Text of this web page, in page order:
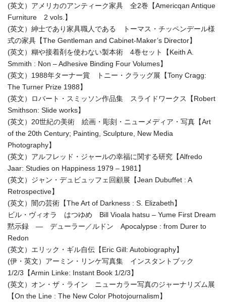
(英文）アメリカのアンティーク家具 全2巻【Americqan Antique
Furniture 2 vols.】
(英文）紳士であり家具職人である トーマス・チッペンデール様
式の家具【The Gentleman and Cabinet-Maker’s Director】
(英文）糊や接着剤を使わない製本術 4巻セット【Keith A.
Smmith : Non – Adhesive Binding Four Volumes】
(英文）1988年ターナー賞 トニー・クラッグ展【Tony Cragg:
The Turner Prize 1988】
(英文）ロバート・スミッソン作品集 スライドワークス【Robert
Smithson: Slide works】
(英文）20世紀の美術 絵画・彫刻・ニューメディア・写真【Art
of the 20th Century; Painting, Sculpture, New Media
Photography】
(英文）アルフレッド・ジャールの幸福に関する研究【Alfredo
Jaar: Studies on Happiness 1979 – 1981】
(英文）ジャン・デュビュッフェ回顧展【Jean Dubuffet : A
Retrospective】
(英文）闇の芸術【The Art of Darkness : S. Elizabeth】
ビル・ヴィオラ はつゆめ Bill Vioala hatsu – Yume First Dream
黙示録 ― デューラー／ルドン Apocalypse : from Durer to
Redon
(英文）エリック・ギル自伝【Eric Gill: Autobiography】
(伊・英文）アーミン・リンケ写真集 インスタントブック
1/2/3【Armin Linke: Instant Book 1/2/3】
(英文）オン・ザ・ライン ニューカラー写真のジャーナリズム展
【On the Line : The New Color Photojournalism】